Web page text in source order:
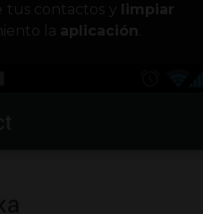
tus contactos y limpiar
la aplicación